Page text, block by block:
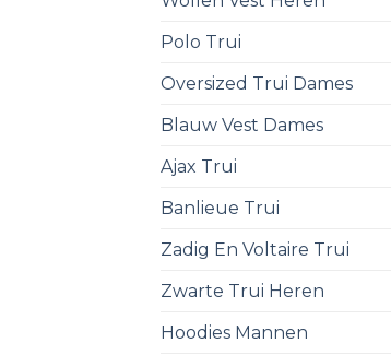
Polo Trui
Oversized Trui Dames
Blauw Vest Dames
Ajax Trui
Banlieue Trui
Zadig En Voltaire Trui
Zwarte Trui Heren
Hoodies Mannen